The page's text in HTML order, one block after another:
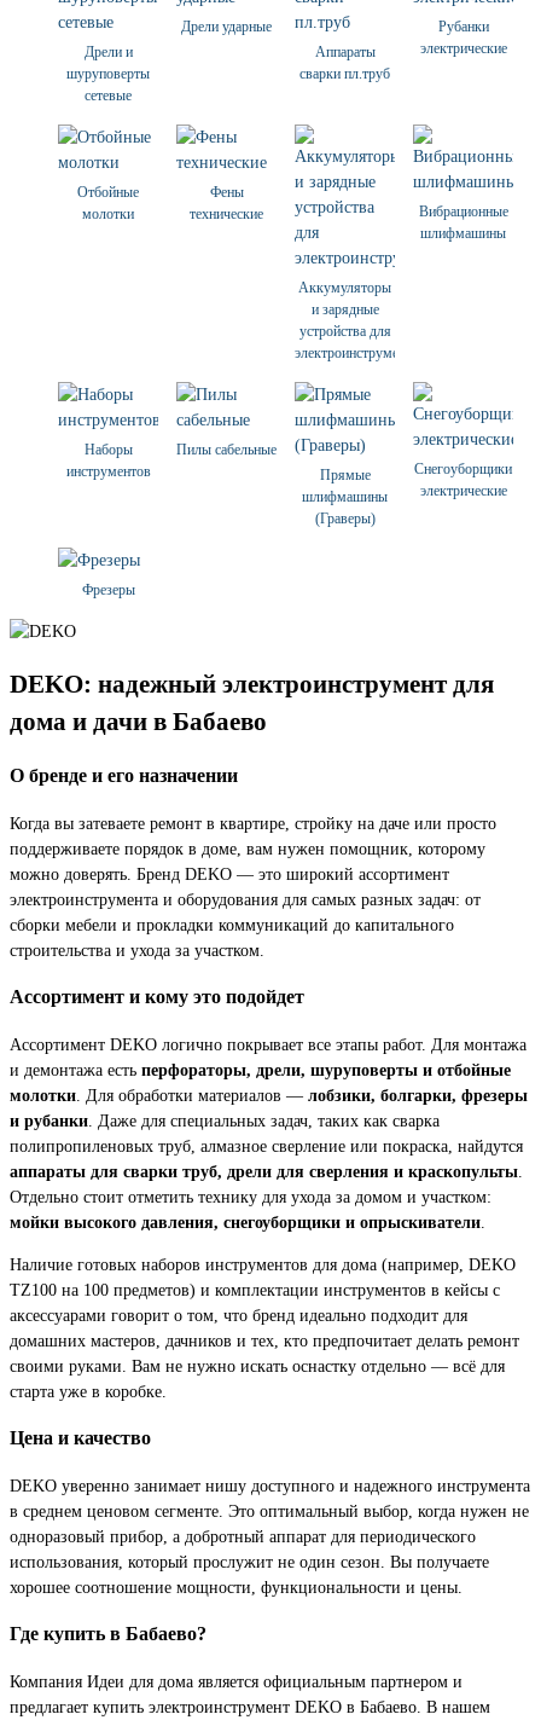
Дрели и
шуруповерты
сетевые
Дрели ударные
Аппараты
сварки пл.труб
Рубанки
электрические
Отбойные
молотки
Фены
технические
Аккумуляторы
и зарядные
устройства для
электроинструмента
Вибрационные
шлифмашины
Наборы
инструментов
Пилы сабельные
Прямые
шлифмашины
(Граверы)
Снегоуборщики
электрические
Фрезеры
DEKO: надежный электроинструмент для
дома и дачи в Бабаево
О бренде и его назначении
Когда вы затеваете ремонт в квартире, стройку на даче или просто
поддерживаете порядок в доме, вам нужен помощник, которому
можно доверять. Бренд DEKO — это широкий ассортимент
электроинструмента и оборудования для самых разных задач: от
сборки мебели и прокладки коммуникаций до капитального
строительства и ухода за участком.
Ассортимент и кому это подойдет
Ассортимент DEKO логично покрывает все этапы работ. Для монтажа
и демонтажа есть перфораторы, дрели, шуруповерты и отбойные
молотки . Для обработки материалов — лобзики, болгарки, фрезеры
и рубанки . Даже для специальных задач, таких как сварка
полипропиленовых труб, алмазное сверление или покраска, найдутся
аппараты для сварки труб, дрели для сверления и краскопульты
Отдельно стоит отметить технику для ухода за домом и участком:
мойки высокого давления, снегоуборщики и опрыскиватели
Наличие готовых наборов инструментов для дома (например, DEKO
TZ100 на 100 предметов) и комплектации инструментов в кейсы с
аксессуарами говорит о том, что бренд идеально подходит для
домашних мастеров, дачников и тех, кто предпочитает делать ремонт
своими руками. Вам не нужно искать оснастку отдельно — всё для
старта уже в коробке.
Цена и качество
DEKO уверенно занимает нишу доступного и надежного инструмента
в среднем ценовом сегменте. Это оптимальный выбор, когда нужен не
одноразовый прибор, а добротный аппарат для периодического
использования, который прослужит не один сезон. Вы получаете
хорошее соотношение мощности, функциональности и цены.
Где купить в Бабаево?
Компания Идеи для дома является официальным партнером и
предлагает купить электроинструмент DEKO в Бабаево. В нашем